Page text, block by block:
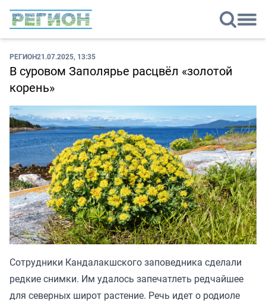
РЕГИОН21.07.2025, 13:35
В суровом Заполярье расцвёл «золотой
корень»
Сотрудники Кандалакшского заповедника сделали
редкие снимки. Им удалось запечатлеть редчайшее
для северных широт растение. Речь идет о родиоле